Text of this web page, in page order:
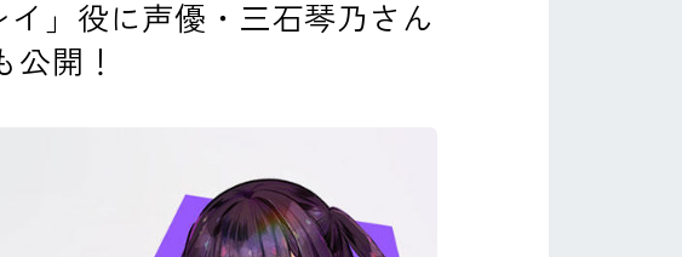
」役に声優・三石琴乃さん
開！